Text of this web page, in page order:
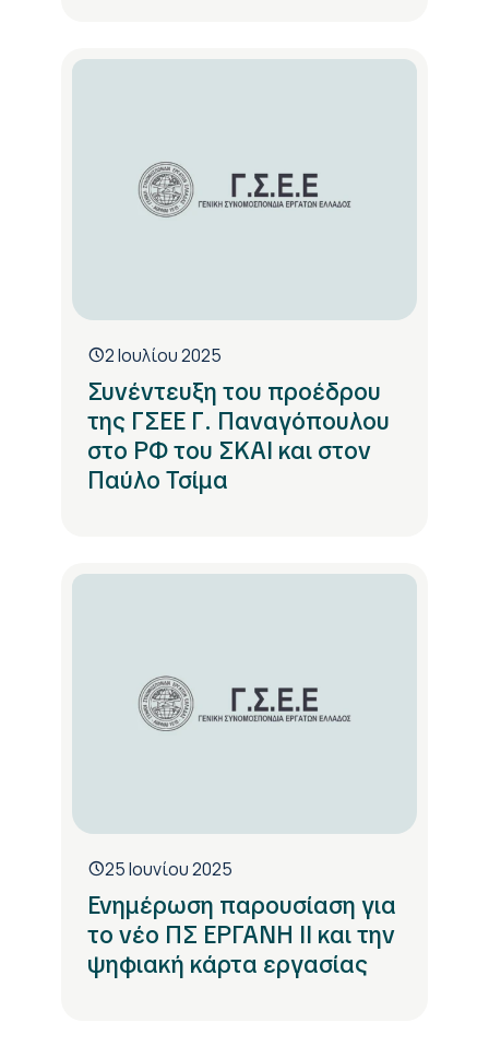
2 Ιουλίου 2025
Συνέντευξη του προέδρου
της ΓΣΕΕ Γ. Παναγόπουλου
στο ΡΦ του ΣΚΑΙ και στον
Παύλο Τσίμα
25 Ιουνίου 2025
Ενημέρωση παρουσίαση για
το νέο ΠΣ ΕΡΓΑΝΗ ΙΙ και την
ψηφιακή κάρτα εργασίας